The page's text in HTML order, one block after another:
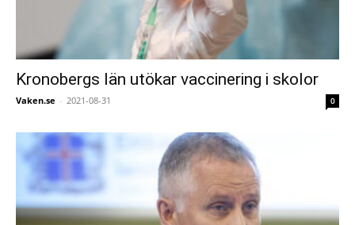
Kronobergs län utökar vaccinering i skolor
Vaken.se - 2021-08-31 0